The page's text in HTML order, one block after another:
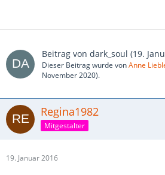
Beitrag von dark_soul (19.
Dieser Beitrag wurde vonAnne
November 2020).
Regina1982
Mitgestalter
19. Januar 2016